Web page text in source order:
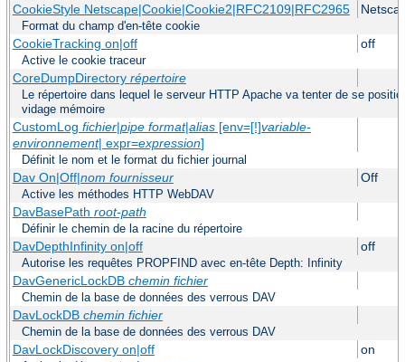
CookieStyle Netscape|Cookie|Cookie2|RFC2109|RFC2965
Format du champ d'en-tête cookie
CookieTracking on|off off
Active le cookie traceur
CoreDumpDirectory répertoire
Le répertoire dans lequel le serveur HTTP Apache va tenter de se
vidage mémoire
CustomLog fichier|pipe format|alias[env=[!]variable-
environnement| expr=expression]
Définit le nom et le format du fichier journal
Dav On|Off|nom fournisseur Off
Active les méthodes HTTP WebDAV
DavBasePath root-path
Définir le chemin de la racine du répertoire
DavDepthInfinity on|off off
Autorise les requêtes PROPFIND avec en-tête Depth: Infinity
DavGenericLockDB chemin fichier
Chemin de la base de données des verrous DAV
DavLockDB chemin fichier
Chemin de la base de données des verrous DAV
DavLockDiscovery on|off on